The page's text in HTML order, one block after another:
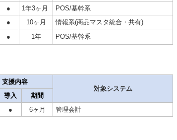
● 1年3ヶ月
POS/基幹系
● 10ヶ月
情報系(商品マスタ統合・共有)
● 1年 POS/基幹系
支援内容
対象システム
導入
期間
● 6ヶ月 管理会計